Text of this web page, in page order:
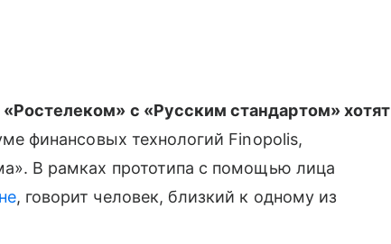
с «Русским стандартом» хотят
финансовых технологий Finopolis,
В рамках прототипа с помощью лица
, говорит человек, близкий к одному из